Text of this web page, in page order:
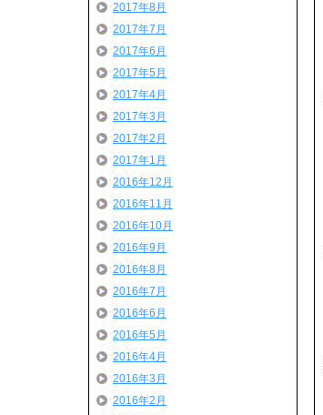
2017年8月
2017年7月
2017年6月
2017年5月
2017年4月
2017年3月
2017年2月
2017年1月
2016年12月
2016年11月
2016年10月
2016年9月
2016年8月
2016年7月
2016年6月
2016年5月
2016年4月
2016年3月
2016年2月